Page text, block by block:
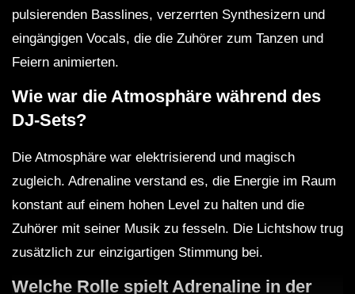
pulsierenden Basslines, verzerrten Synthesizern und
eingängigen Vocals, die die Zuhörer zum Tanzen und
Feiern animierten.
Wie war die Atmosphäre während des
DJ-Sets?
Die Atmosphäre war elektrisierend und magisch
zugleich. Adrenaline verstand es, die Energie im Raum
konstant auf einem hohen Level zu halten und die
Zuhörer mit seiner Musik zu fesseln. Die Lichtshow trug
zusätzlich zur einzigartigen Stimmung bei.
Welche Rolle spielt Adrenaline in der